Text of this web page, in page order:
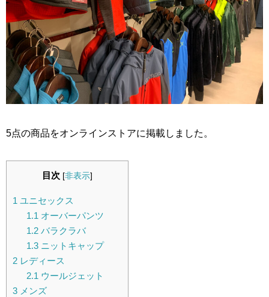
5点の商品をオンラインストアに掲載しました。
目次 [非表示]
1 ユニセックス
1.1 オーバーパンツ
1.2バラクラバ
1.3ニットキャップ
2 レディース
2.1 ウールジェット
3 メンズ